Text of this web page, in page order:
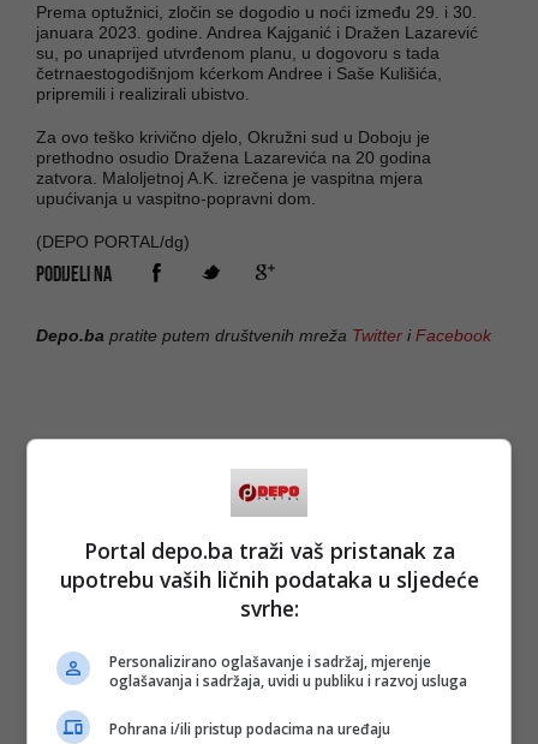
Prema optužnici, zločin se dogodio u noći između 29. i 30.
januara 2023. godine. Andrea Kajganić i Dražen Lazarević
su, po unaprijed utvrđenom planu, u dogovoru s tada
četrnaestogodišnjom kćerkom Andree i Saše Kulišića,
pripremili i realizirali ubistvo.
Za ovo teško krivično djelo, Okružni sud u Doboju je
prethodno osudio Dražena Lazarevića na 20 godina
zatvora. Maloljetnoj A.K. izrečena je vaspitna mjera
upućivanja u vaspitno-popravni dom.
(DEPO PORTAL/dg)
PODIJELI NA
Depo.ba pratite putem društvenih mreža Twitter iFacebook
Portal depo.ba traži vaš pristanak za
upotrebu vaših ličnih podataka u sljedeće
svrhe:
Personalizirano oglašavanje i sadržaj, mjerenje
oglašavanja i sadržaja, uvidi u publiku i razvoj usluga
Pohrana i/ili pristup podacima na uređaju